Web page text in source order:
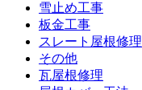
雪止め工事
板金工事
スレート屋根修理
その他
瓦屋根修理